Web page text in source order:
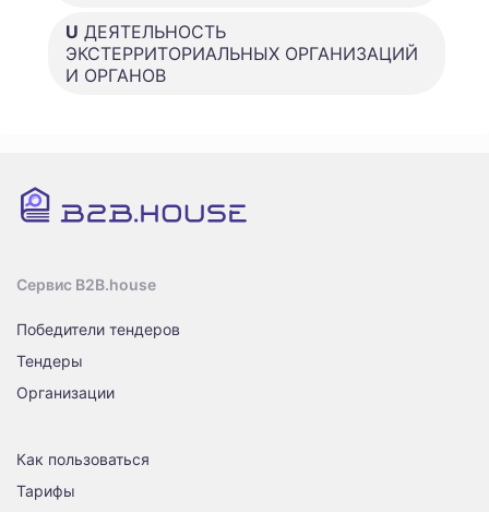
U ДЕЯТЕЛЬНОСТЬ
ЭКСТЕРРИТОРИАЛЬНЫХ ОРГАНИЗАЦИЙ
И ОРГАНОВ
Сервис B2B.house
Победители тендеров
Тендеры
Организации
Как пользоваться
Тарифы